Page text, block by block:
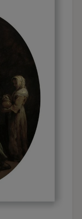
el anverso de la
verse la huella
Esto da
la pareja de
un formato
de marco se
el análisis
cuando
de restauración
Madrid
el sentido de
adecuado;